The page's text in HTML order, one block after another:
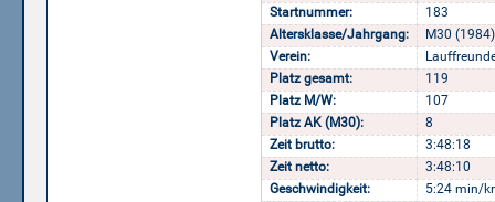
Startnummer:
183
Altersklasse/Jahrgang:
M30 (1984)
Verein:
Platz gesamt:
119
Platz M/W:
107
Platz AK (M30):
8
Zeit brutto:
3:48:18
Zeit netto:
3:48:10
Geschwindigkeit:
5:24 min/